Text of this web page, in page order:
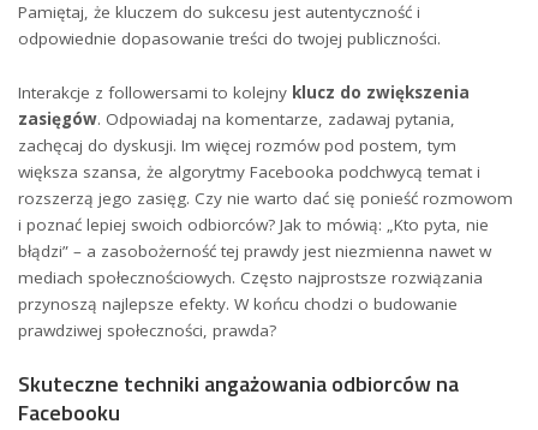
Pamiętaj,⁢ że kluczem do sukcesu ​jest autentyczność ⁢i
odpowiednie dopasowanie treści⁢ do twojej publiczności.
Interakcje z followersami​ to ⁣kolejny⁣ klucz do zwiększenia
zasięgów. Odpowiadaj ​na‍ komentarze, zadawaj pytania,
zachęcaj do⁣ dyskusji. Im ⁤więcej rozmów pod ⁣postem, tym
większa ⁣szansa, że algorytmy Facebooka ‌podchwycą temat i
rozszerzą⁢ jego ⁣zasięg. Czy ⁣nie warto dać się ponieść rozmowom
i poznać⁣ lepiej swoich ⁣odbiorców?‌ Jak to mówią: „Kto ‍pyta, nie
błądzi” – a zasobożerność ⁣tej‍ prawdy jest niezmienna nawet w
mediach społecznościowych. Często najprostsze rozwiązania
przynoszą najlepsze efekty. W końcu chodzi o budowanie
prawdziwej społeczności, prawda?
Skuteczne ⁣techniki angażowania odbiorców na
‍Facebooku